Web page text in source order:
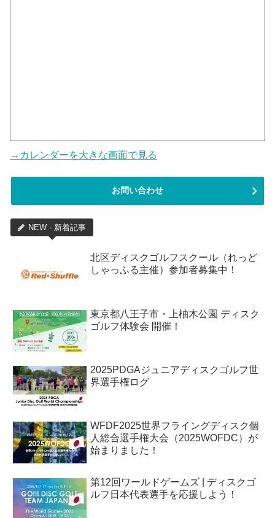
→カレンダーを大きな画面で見る
お問い合わせ
NEW - 新着記事
北区ディスクゴルフスクール（れっど
しゃっふる主催）参加者募集中！
東京都八王子市・上柚木公園 ディスク
ゴルフ体験会 開催！
2025PDGAジュニアディスクゴルフ世
界選手権ログ
WFDF2025世界フライングディスク個
人総合選手権大会（2025WOFDC）が
始まりました！
第12回ワールドゲームズ | ディスクゴ
ルフ日本代表選手を応援しよう！